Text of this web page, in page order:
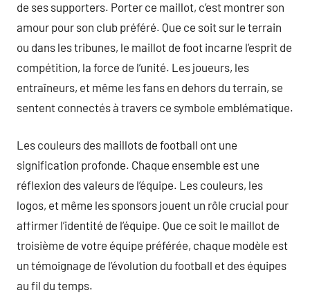
de ses supporters. Porter ce maillot, c’est montrer son
amour pour son club préféré. Que ce soit sur le terrain
ou dans les tribunes, le maillot de foot incarne l’esprit de
compétition, la force de l’unité. Les joueurs, les
entraîneurs, et même les fans en dehors du terrain, se
sentent connectés à travers ce symbole emblématique.
Les couleurs des maillots de football ont une
signification profonde. Chaque ensemble est une
réflexion des valeurs de l’équipe. Les couleurs, les
logos, et même les sponsors jouent un rôle crucial pour
affirmer l’identité de l’équipe. Que ce soit le maillot de
troisième de votre équipe préférée, chaque modèle est
un témoignage de l’évolution du football et des équipes
au fil du temps.